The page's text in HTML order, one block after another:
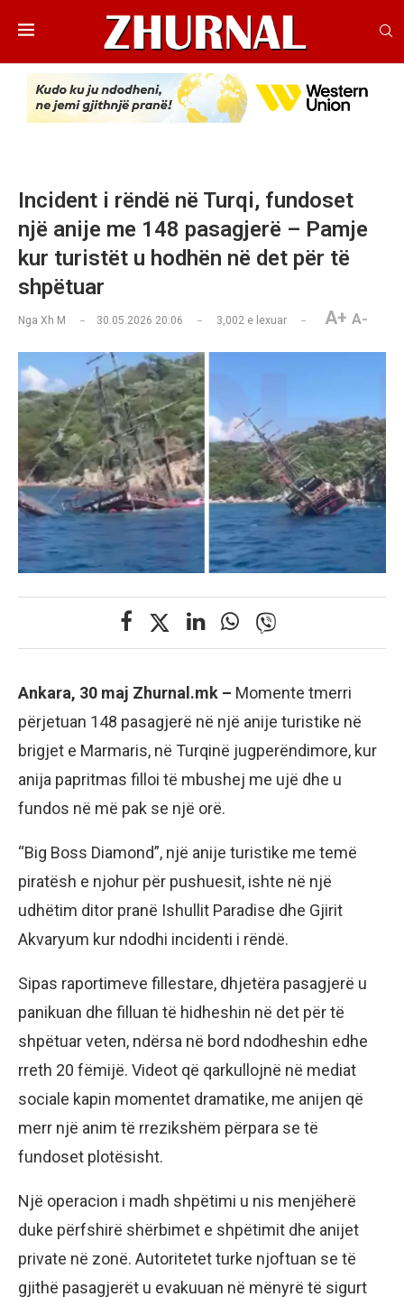
Incident i rëndë në Turqi, fundoset
një anije me 148 pasagjerë – Pamje
kur turistët u hodhën në det për të
shpëtuar
Nga Xh M 30.05.2026 20:06 3,002 e lexuar A+ A-
Ankara, 30 maj Zhurnal.mk – Momente tmerri
përjetuan 148 pasagjerë në një anije turistike në
brigjet e Marmaris, në Turqinë jugperëndimore, kur
anija papritmas filloi të mbushej me ujë dhe u
fundos në më pak se një orë.
“Big Boss Diamond”, një anije turistike me temë
piratësh e njohur për pushuesit, ishte në një
udhëtim ditor pranë Ishullit Paradise dhe Gjirit
Akvaryum kur ndodhi incidenti i rëndë.
Sipas raportimeve fillestare, dhjetëra pasagjerë u
panikuan dhe filluan të hidheshin në det për të
shpëtuar veten, ndërsa në bord ndodheshin edhe
rreth 20 fëmijë. Videot që qarkullojnë në mediat
sociale kapin momentet dramatike, me anijen që
merr një anim të rrezikshëm përpara se të
fundoset plotësisht.
Një operacion i madh shpëtimi u nis menjëherë
duke përfshirë shërbimet e shpëtimit dhe anijet
private në zonë. Autoritetet turke njoftuan se të
gjithë pasagjerët u evakuuan në mënyrë të sigurt